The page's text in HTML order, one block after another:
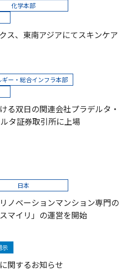
化学本部
ス、東南アジアにてスキンケア
ギー・総合インフラ本部
る双日の関連会社プラデルタ・
タ証券取引所に上場
日本
ノベーションマンション専門の
マイリ」の運営を開始
示
関するお知らせ